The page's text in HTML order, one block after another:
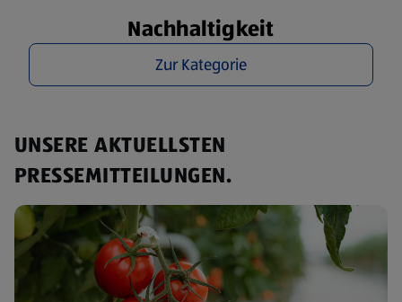
Nachhaltigkeit
Zur Kategorie
UNSERE AKTUELLSTEN
PRESSEMITTEILUNGEN.